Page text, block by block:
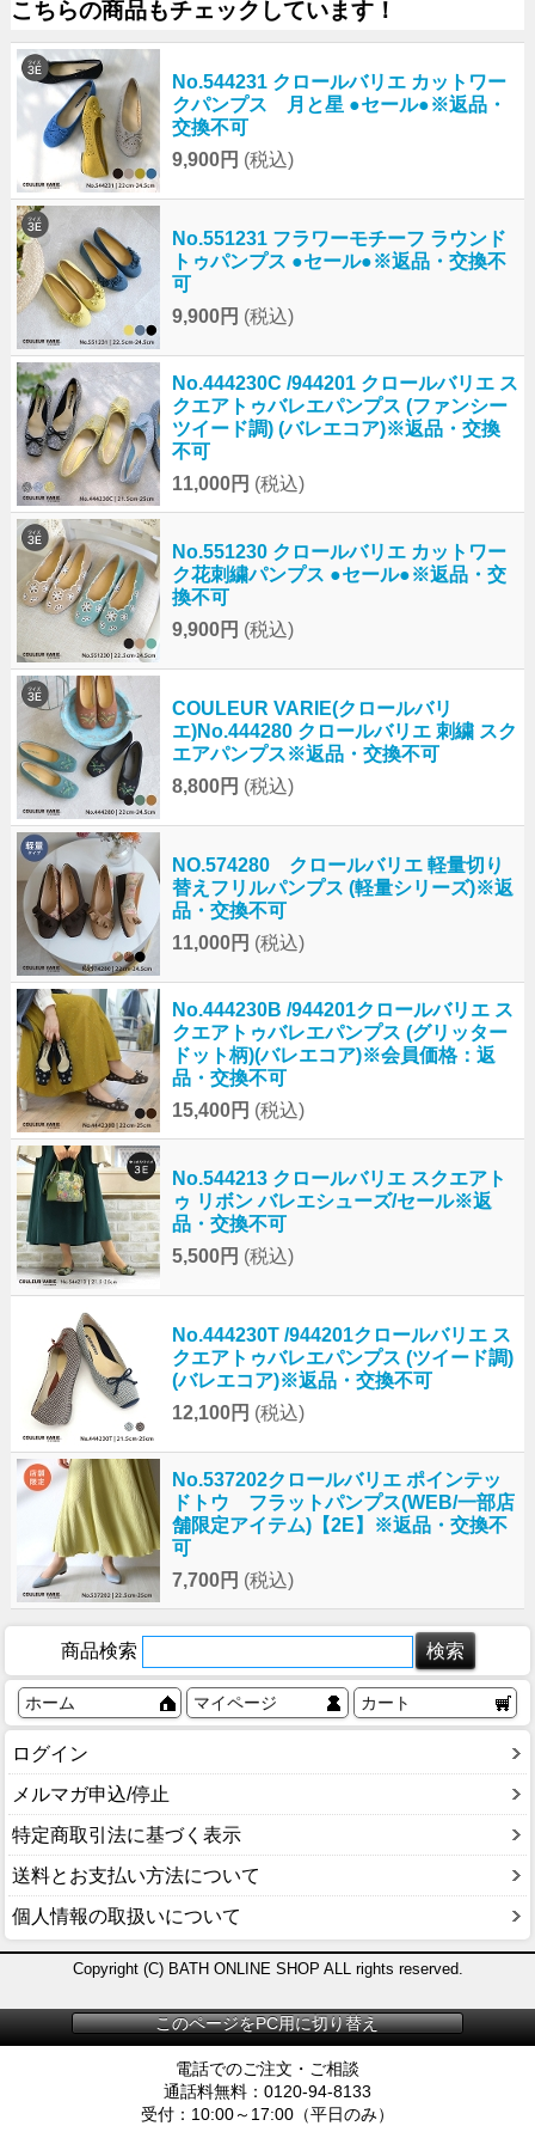
こちらの商品もチェックしています！
No.544231 クロールバリエ カットワー
クパンプス 月と星 ●セール●※返品・
交換不可
9,900円 (税込)
No.551231 フラワーモチーフ ラウンド
トゥパンプス ●セール●※返品・交換不
可
9,900円 (税込)
No.444230C /944201 クロールバリエ ス
クエアトゥバレエパンプス (ファンシー
ツイード調) (バレエコア)※返品・交換
不可
11,000円 (税込)
No.551230 クロールバリエ カットワー
ク花刺繍パンプス ●セール●※返品・交
換不可
9,900円 (税込)
COULEUR VARIE(クロールバリ
エ)No.444280 クロールバリエ 刺繍 スク
エアパンプス※返品・交換不可
8,800円 (税込)
NO.574280 クロールバリエ 軽量切り
替えフリルパンプス (軽量シリーズ)※返
品・交換不可
11,000円 (税込)
No.444230B /944201クロールバリエ ス
クエアトゥバレエパンプス (グリッター
ドット柄)(バレエコア)※会員価格：返
品・交換不可
15,400円 (税込)
No.544213 クロールバリエ スクエアト
ゥ リボン バレエシューズ/セール※返
品・交換不可
5,500円 (税込)
No.444230T /944201クロールバリエ ス
クエアトゥバレエパンプス (ツイード調)
(バレエコア)※返品・交換不可
12,100円 (税込)
No.537202クロールバリエ ポインテッ
ドトウ フラットパンプス(WEB/一部店
舗限定アイテム)【2E】※返品・交換不
可
7,700円 (税込)
商品検索
ホーム マイページ カート
ログイン
メルマガ申込/停止
特定商取引法に基づく表示
送料とお支払い方法について
個人情報の取扱いについて
Copyright (C) BATH ONLINE SHOP ALL rights reserved.
電話でのご注文・ご相談
通話料無料：0120-94-8133
受付：10:00～17:00（平日のみ）
このページをPC用に切り替え